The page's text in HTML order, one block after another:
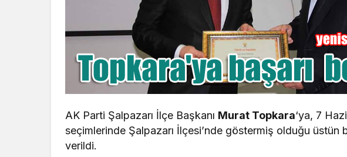
AK Parti Şalpazarı İlçe Başkanı Murat Topkara‘ya, 7
seçimlerinde Şalpazarı İlçesi’nde göstermiş olduğu üstün
verildi.